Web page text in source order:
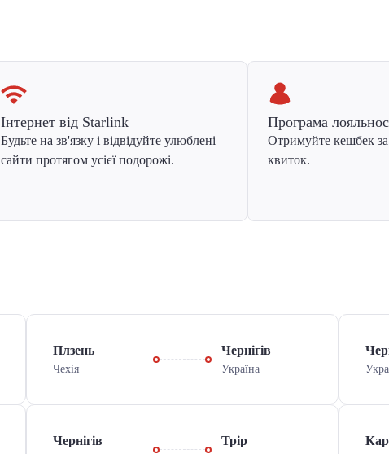
Інтернет від Starlink
Будьте на зв'язку і відвідуйте улюблені
сайти протягом усієї подорожі.
Програма
Отримуйте кешбек
квиток.
Плзень
Чехiя
Чернігів
Україна
Чернігів Трір